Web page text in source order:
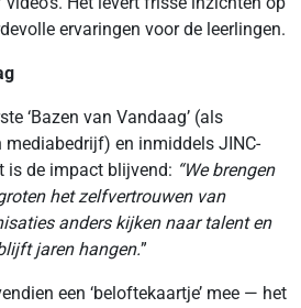
ervaringen voor de leerlingen.
‘Bazen van Vandaag’ (als
mediabedrijf) en inmiddels JINC-
is de impact blijvend: “We brengen
het zelfvertrouwen van
anders kijken naar talent en
jaren hangen.”
een ‘beloftekaartje’ mee — het